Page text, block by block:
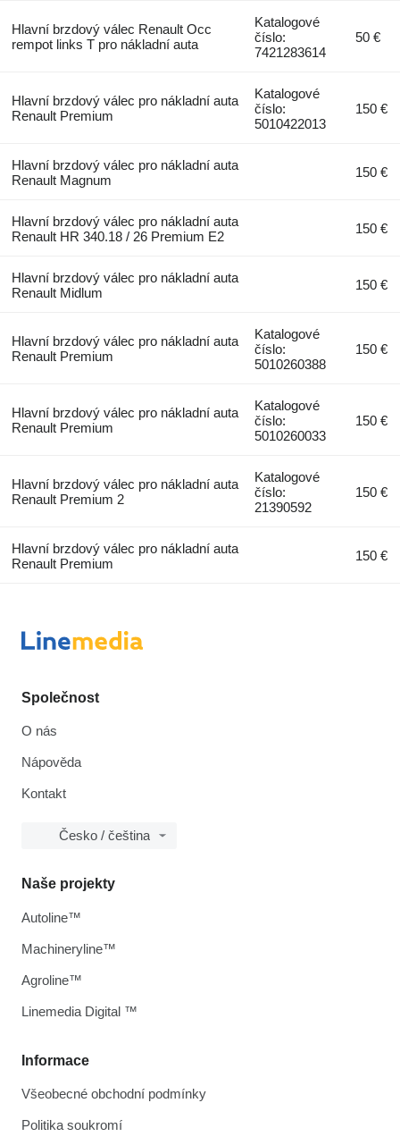
Hlavní brzdový válec Renault Occ
rempot links T pro nákladní auta
Katalogové
číslo:
7421283614
50 €
Hlavní brzdový válec pro nákladní auta
Renault Premium
Katalogové
číslo:
5010422013
150 €
Hlavní brzdový válec pro nákladní auta
Renault Magnum
150 €
Hlavní brzdový válec pro nákladní auta
Renault HR 340.18 / 26 Premium E2
150 €
Hlavní brzdový válec pro nákladní auta
Renault Midlum
150 €
Hlavní brzdový válec pro nákladní auta
Renault Premium
Katalogové
číslo:
5010260388
150 €
Hlavní brzdový válec pro nákladní auta
Renault Premium
Katalogové
číslo:
5010260033
150 €
Hlavní brzdový válec pro nákladní auta
Renault Premium 2
Katalogové
číslo:
21390592
150 €
Hlavní brzdový válec pro nákladní auta
Renault Premium
150 €
Společnost
O nás
Nápověda
Kontakt
Česko / čeština
Informace
Všeobecné obchodní podmínky
Politika soukromí
Naše projekty
Autoline™
Machineryline™
Agroline™
Linemedia Digital ™